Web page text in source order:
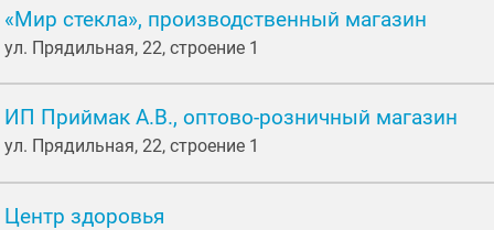
«Мир стекла», производственный магазин
ул. Прядильная, 22, строение 1
ИП Приймак А.В., оптово-розничный магазин
ул. Прядильная, 22, строение 1
Центр здоровья